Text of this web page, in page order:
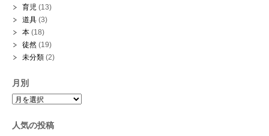
育児 (13)
道具 (3)
本 (18)
徒然 (19)
未分類 (2)
月別
月
人気の投稿